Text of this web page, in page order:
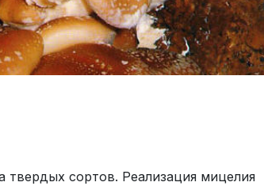
сортов. Реализация мицелия